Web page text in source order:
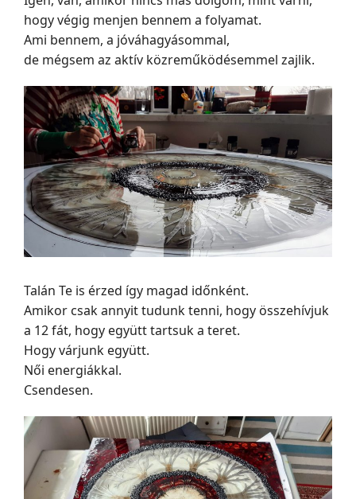
hogy végig menjen bennem a folyamat.
Ami bennem, a jóváhagyásommal,
de mégsem az aktív közreműködésemmel zajlik.
Talán Te is érzed így magad időnként.
Amikor csak annyit tudunk tenni, hogy összehívjuk
a 12 fát, hogy együtt tartsuk a teret.
Hogy várjunk együtt.
Női energiákkal.
Csendesen.